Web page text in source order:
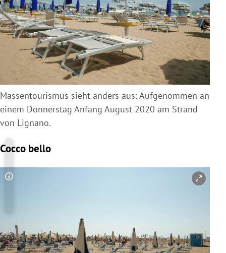
Massentourismus sieht anders aus: Aufgenommen an
einem Donnerstag Anfang August 2020 am Strand
von Lignano.
Cocco bello
Copyright-Hinweis öffnen/schließen